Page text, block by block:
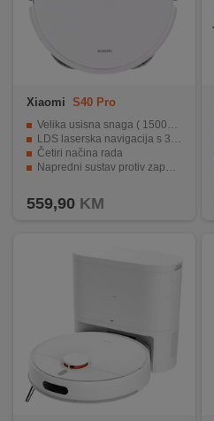
Xiaomi S40 Pro
Velika usisna snaga ( 15000 Pa )
LDS laserska navigacija s 360° skeniranjem
Četiri načina rada
Napredni sustav protiv zapetljavanja kose
559,90 KM